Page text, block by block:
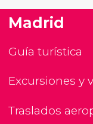
Madrid
Guía turística
Excursiones y
Traslados